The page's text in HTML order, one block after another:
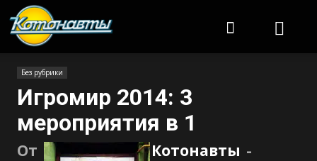
Без рубрики
Игромир 2014: 3
мероприятия в 1
От Котонавты -